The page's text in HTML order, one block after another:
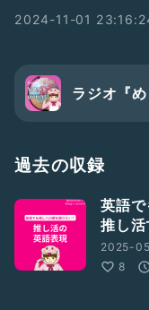
#ひとり語り #めぐぺ
2024-11-01
ラジオ『
過去の収録
英語で
推し
2025-
8